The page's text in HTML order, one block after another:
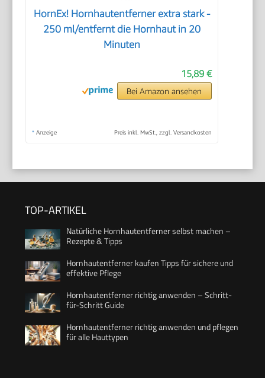
HornEx! Hornhautentferner extra stark -
250 ml/entfernt die Hornhaut in 20
Minuten
15,89 €
Bei Amazon ansehen
* Anzeige Preis inkl. MwSt., zzgl. Versandkosten
TOP-ARTIKEL
Natürliche Hornhautentferner selbst machen –
Rezepte & Tipps
Hornhautentferner kaufen Tipps für sichere und
effektive Pflege
Hornhautentferner richtig anwenden – Schritt-
für-Schritt Guide
Hornhautentferner richtig anwenden und pflegen
für alle Hauttypen